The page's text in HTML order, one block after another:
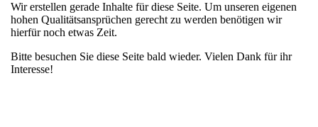
Wir erstellen gerade Inhalte für diese Seite. Um unseren eigenen
hohen Qualitätsansprüchen gerecht zu werden benötigen wir
hierfür noch etwas Zeit.
Bitte besuchen Sie diese Seite bald wieder. Vielen Dank für ihr
Interesse!